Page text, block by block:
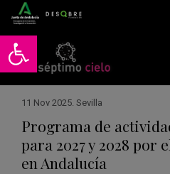
Abrir barra de herramientas
11 Nov 2025. Sevilla
Programa de
para 2027 y 2028 por
en Andalucía